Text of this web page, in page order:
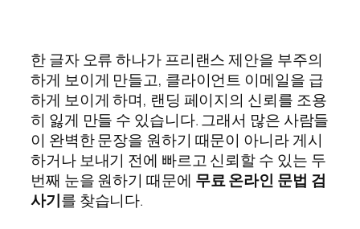
한 글자 오류 하나가 프리랜스 제안을 부주의
하게 보이게 만들고, 클라이언트 이메일을 급
하게 보이게 하며, 랜딩 페이지의 신뢰를 조용
히 잃게 만들 수 있습니다. 그래서 많은 사람들
이 완벽한 문장을 원하기 때문이 아니라 게시
하거나 보내기 전에 빠르고 신뢰할 수 있는 두
번째 눈을 원하기 때문에 무료 온라인 문법 검
사기를 찾습니다.